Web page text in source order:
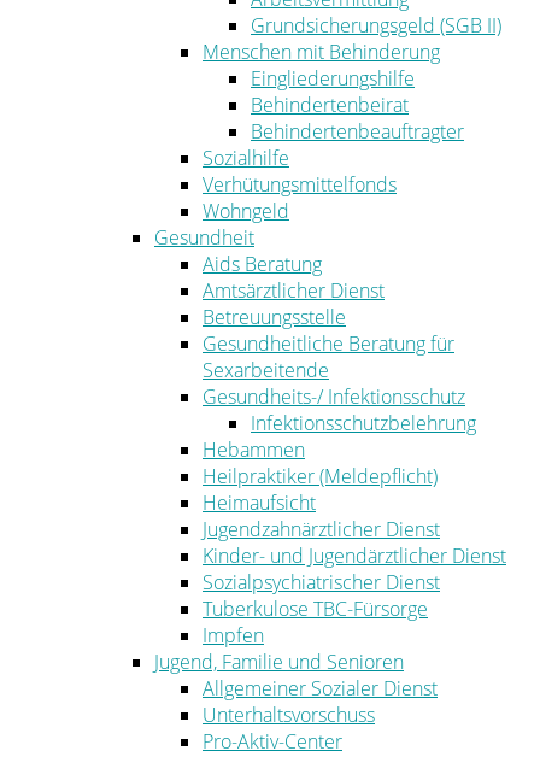
Grundsicherungsgeld (SGB II)
Menschen mit Behinderung
Eingliederungshilfe
Behindertenbeirat
Behindertenbeauftragter
Sozialhilfe
Verhütungsmittelfonds
Wohngeld
Gesundheit
Aids Beratung
Amtsärztlicher Dienst
Betreuungsstelle
Gesundheitliche Beratung für
Sexarbeitende
Gesundheits-/ Infektionsschutz
Infektionsschutzbelehrung
Hebammen
Heilpraktiker (Meldepflicht)
Heimaufsicht
Jugendzahnärztlicher Dienst
Kinder- und Jugendärztlicher Dienst
Sozialpsychiatrischer Dienst
Tuberkulose TBC-Fürsorge
Impfen
Jugend, Familie und Senioren
Allgemeiner Sozialer Dienst
Unterhaltsvorschuss
Pro-Aktiv-Center